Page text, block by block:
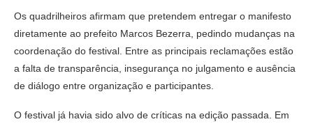
Os quadrilheiros afirmam que pretendem entregar o manifesto
diretamente ao prefeito Marcos Bezerra, pedindo mudanças na
coordenação do festival. Entre as principais reclamações estão
a falta de transparência, insegurança no julgamento e ausência
de diálogo entre organização e participantes.
O festival já havia sido alvo de críticas na edição passada. Em